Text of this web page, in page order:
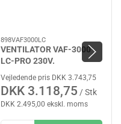
898VAF3000LC
VENTILATOR VAF-3000
LC-PRO 230V.
Vejledende pris DKK 3.743,75
DKK 3.118,75 / Stk
DKK 2.495,00 ekskl. moms